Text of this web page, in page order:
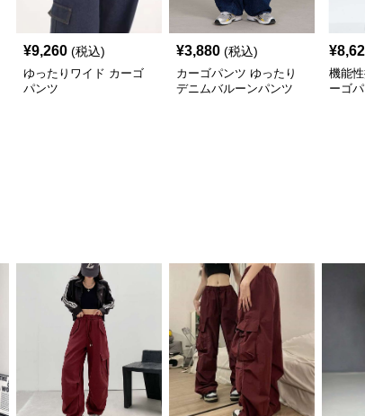
¥9,260 (税込)
ゆったりワイド カーゴ
パンツ
¥3,880 (税込)
カーゴパンツ ゆったり
デニムバルーンパンツ
¥
機能
ーゴ